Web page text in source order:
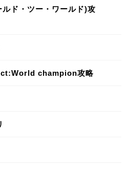
ド・ツー・ワールド)攻
champion攻略